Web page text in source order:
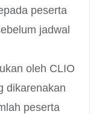
peserta
jadwal
oleh CLIO
dikarenakan
peserta